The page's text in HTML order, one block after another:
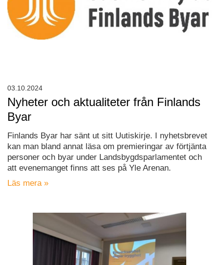
Nyheter och aktualiteter från Finlands
Byar
Finlands Byar har sänt ut sitt Uutiskirje. I nyhetsbrevet
kan man bland annat läsa om premieringar av förtjänta
personer och byar under Landsbygdsparlamentet och
att evenemanget finns att ses på Yle Arenan.
Läs mera »
03.10.2024